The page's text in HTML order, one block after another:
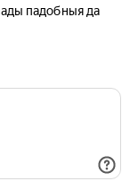
падобныя да